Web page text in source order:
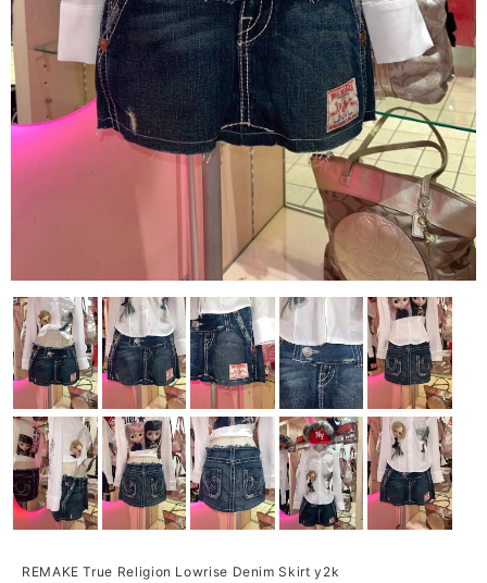
REMAKE True Religion Lowrise Denim Skirt y2k